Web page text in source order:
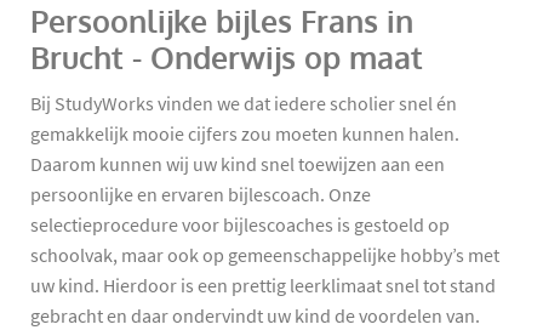
Persoonlijke bijles Frans in
Brucht - Onderwijs op maat
Bij StudyWorks vinden we dat iedere scholier snel én
gemakkelijk mooie cijfers zou moeten kunnen halen.
Daarom kunnen wij uw kind snel toewijzen aan een
persoonlijke en ervaren bijlescoach. Onze
selectieprocedure voor bijlescoaches is gestoeld op
schoolvak, maar ook op gemeenschappelijke hobby’s met
uw kind. Hierdoor is een prettig leerklimaat snel tot stand
gebracht en daar ondervindt uw kind de voordelen van.